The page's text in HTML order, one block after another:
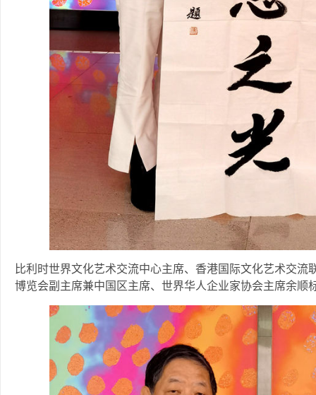
比利时世界文化艺术交流中心主席、香港国际文化艺术交
博览会副主席兼中国区主席、世界华人企业家协会主席余顺